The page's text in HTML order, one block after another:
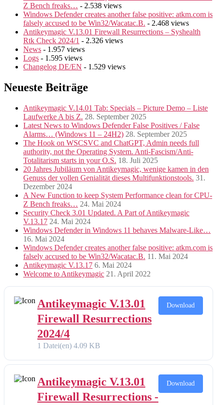
Z Bench freaks… - 2.538 views
Windows Defender creates another false positive: atkm.com is
falsely accused to be Win32/Wacatac.B. - 2.468 views
Antikeymagic V.13.01 Firewall Resurrections – Syshealth
Rtk Check 2024/1 - 2.326 views
News - 1.957 views
Logs - 1.595 views
Changelog DE/EN - 1.529 views
Neueste Beiträge
Antikeymagic V.14.01 Tab: Specials – Picture Demo – Liste
Laufwerke A bis Z. 28. September 2025
Latest News to Windows Defender False Positives / False
Alarms… (Windows 11 – 24H2) 28. September 2025
The Hook on WSCSVC and ChatGPT, Admin needs full
authority, not the Operating System. Anti-Fascism/Anti-
Totalitarism starts in your O.S. 18. Juli 2025
20 Jahres Jubiläum von Antikeymagic, wenige kamen in den
Genuss der vollen Genialität dieses Multifunktionstools. 31.
Dezember 2024
A New Function to keep System Performance clean for CPU-
Z Bench freaks… 24. Mai 2024
Security Check 3.01 Updated. A Part of Antikeymagic
V.13.17 24. Mai 2024
Windows Defender in Windows 11 behaves Malware-Like…
16. Mai 2024
Windows Defender creates another false positive: atkm.com is
falsely accused to be Win32/Wacatac.B. 11. Mai 2024
Antikeymagic V.13.17 6. Mai 2024
Welcome to Antikeymagic 21. April 2022
Antikeymagic V.13.01
Firewall Resurrections
2024/4
1 Datei(en) 4.09 KB
Download
Antikeymagic V.13.01
Firewall Resurrections -
Download